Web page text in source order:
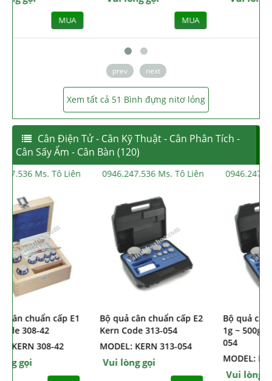
prev next
Xem tất cả 51 Bình đựng nitơ lỏng
Cân Điện Tử - Cân Kỹ Thuật - Cân Phân Tích -
Cân Sấy Ẩm - Cân Bàn (120)
0946.247.536 Ms. Tô Liên
Bộ quả cân chuẩn cấp E1
Kern Code 308-42
MODEL: KERN 308-42
Vui lòng gọi
0946.247.536 Ms. Tô Liên
Bộ quả cân chuẩn cấp E2
Kern Code 313-054
MODEL: KERN 313-054
Vui lòng gọi